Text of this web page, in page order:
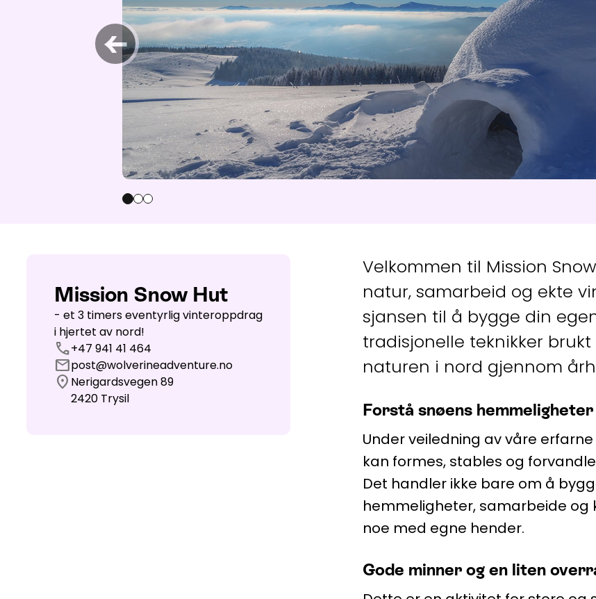
Åpne heiser:0/41 Åpne løyper
Vær- og føredata er levert av fnugg,Yr, Meteorologisk institutt og
←
0 1 2
Velkommen til Mission
natur, samarbeid og ekte
sjansen til å bygge din
tradisjonelle teknikker
naturen i nord gjennom
Forstå snøens hemmeligheter
Under veiledning av våre
kan formes, stables og
Det handler ikke bare om å
hemmeligheter, samarbeide og
noe med egne hender.
Gode minner og en liten
Mission Snow Hut
- et 3 timers eventyrlig vinteroppdrag
i hjertet av nord!
call+47 941 41 464
mailpost@wolverineadventure.no
location_on Nerigardsvegen 89
2420 Trysil